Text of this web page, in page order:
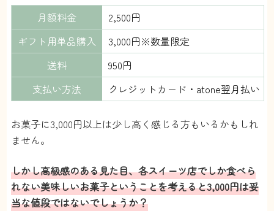
マドレーヌとかそういう系のやつが多い。
ちょっとおしゃれなお菓子みたいな。
【美味しさ】
ちゃんと美味しい。
どこのお店の商品も、味はもちろん食感も良くて値
段相応と思える。
【見た目】
包装がきれい。写真映えするから、ついSNSにあげ
たくなるようなかんじ。
サブスクなのに、お店で買ったような満足感があ
る。
【配送頻度】
こういうのはたまに食べるから美味しいんだと思
う。
毎月届くとありがたみとかなくなるし・・・。欲し
いときだけ単品購入したい。
月額料金
2,500円
ギフト用単品購入
3,000円※数量限定
送料
950円
支払い方法
クレジットカード・atone翌月払い
お菓子に3,000円以上は少し高く感じる方もいるかもしれ
ません。
しかし高級感のある見た目、各スイーツ店でしか食べら
れない美味しいお菓子ということを考えると3,000円は妥
当な値段ではないでしょうか？